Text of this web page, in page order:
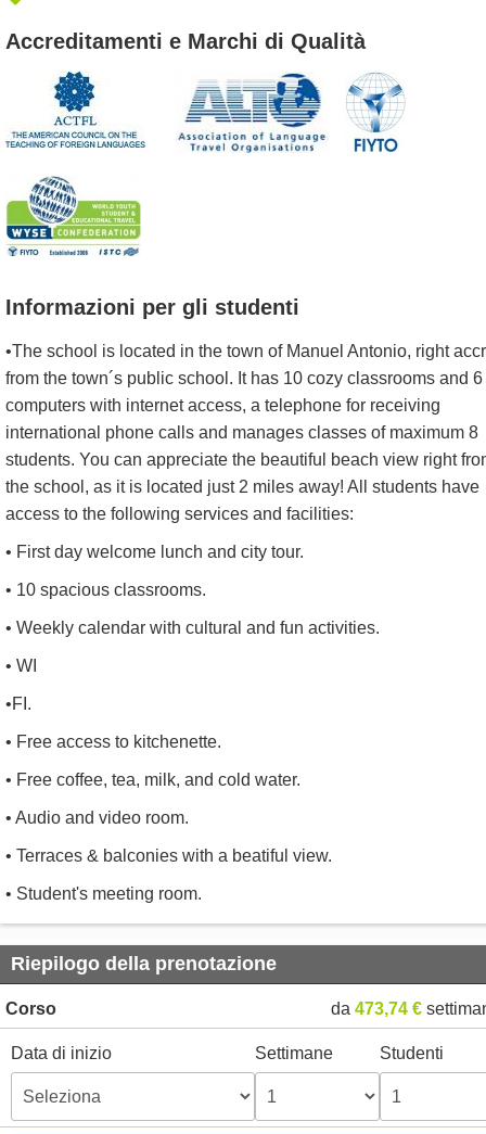
Accreditamenti e Marchi di Qualità
Informazioni per gli studenti
•The school is located in the town of Manuel Antonio, right
from the town´s public school. It has 10 cozy classrooms and 6
computers with internet access, a telephone for receiving
international phone calls and manages classes of maximum 8
students. You can appreciate the beautiful beach view right
the school, as it is located just 2 miles away! All students have
access to the following services and facilities:
• First day welcome lunch and city tour.
• 10 spacious classrooms.
• Weekly calendar with cultural and fun activities.
• WI
•FI.
• Free access to kitchenette.
• Free coffee, tea, milk, and cold water.
• Audio and video room.
• Terraces & balconies with a beatiful view.
• Student's meeting room.
Riepilogo della prenotazione
Corso da 473,74 €
Data di inizio Settimane Studenti